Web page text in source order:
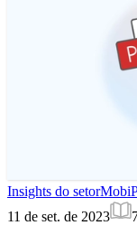
Insights do setor
11 de set. de 2023